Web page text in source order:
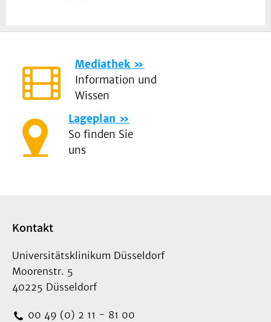
Mediathek
Information und
Wissen
Lageplan
So finden Sie
uns
Kontakt
Universitätsklinikum Düsseldorf
Moorenstr. 5
40225 Düsseldorf
00 49 (0) 2 11 - 81 00